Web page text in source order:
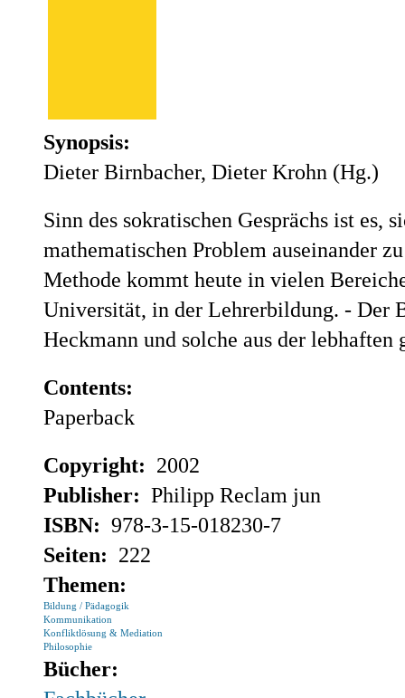
Synopsis:
Dieter Birnbacher, Dieter Krohn (Hg.)
Sinn des sokratischen Gesprächs ist es,
mathematischen Problem auseinander
Methode kommt heute in vielen
Universität, in der Lehrerbildung. - Der
Heckmann und solche aus der lebhaften
Contents:
Paperback
Copyright: 2002
Publisher: Philipp Reclam jun
ISBN: 978-3-15-018230-7
Seiten: 222
Themen:
Bildung / Pädagogik
Kommunikation
Konfliktlösung & Mediation
Philosophie
Bücher: